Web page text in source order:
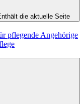
die aktuelle Seite
pflegende Angehörige